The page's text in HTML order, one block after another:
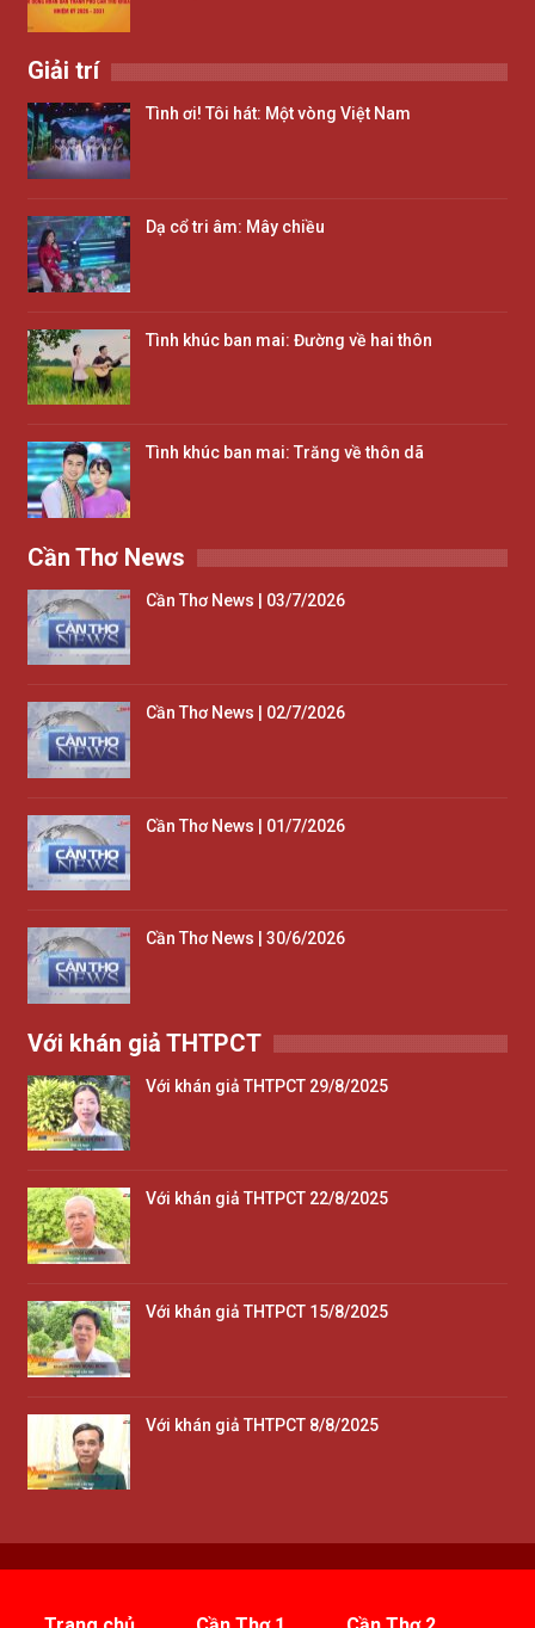
Giải trí
Tình ơi! Tôi hát: Một vòng Việt Nam
Dạ cổ tri âm: Mây chiều
Tình khúc ban mai: Đường về hai thôn
Tình khúc ban mai: Trăng về thôn dã
Cần Thơ News
Cần Thơ News | 03/7/2026
Cần Thơ News | 02/7/2026
Cần Thơ News | 01/7/2026
Cần Thơ News | 30/6/2026
Với khán giả THTPCT
Với khán giả THTPCT 29/8/2025
Với khán giả THTPCT 22/8/2025
Với khán giả THTPCT 15/8/2025
Với khán giả THTPCT 8/8/2025